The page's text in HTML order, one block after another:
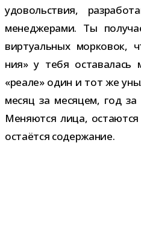
удо­воль­ствия,
менеджерами. Ты
вир­ту­аль­ных мор­ко­вок,
ния» у тебя оста­ва­лась
«реале» один и тот же
месяц за меся­цем, год
Меняются лица,
оста­ётся содержание.